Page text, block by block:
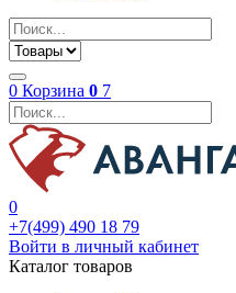
0 Корзина 0 7
0
+7(499) 490 18 79
Войти в личный кабинет
Каталог товаров